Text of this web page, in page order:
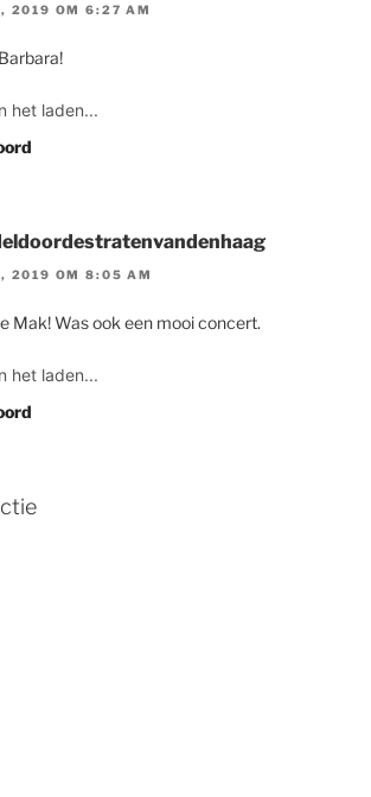
2019 OM 6:27 AM
het laden...
2019 OM 8:05 AM
Mak! Was ook een mooi concert.
het laden...